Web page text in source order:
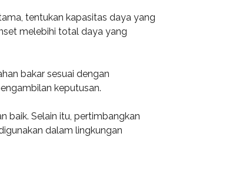
tentukan kapasitas daya yang
melebihi total daya yang
bakar sesuai dengan
keputusan.
baik. Selain itu, pertimbangkan
dalam lingkungan